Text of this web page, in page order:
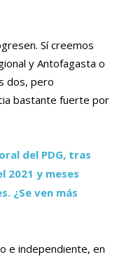
Sí creemos
y Antofagasta o
dos, pero
bastante fuerte por
del PDG, tras
2021 y meses
¿Se ven más
e independiente, en